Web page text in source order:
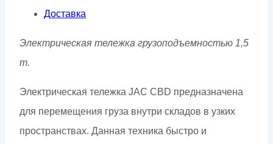
Доставка
Электрическая тележка грузоподъемностью 1,5
т.
Электрическая тележка JAC CBD предназначена
для перемещения груза внутри складов в узких
пространствах. Данная техника быстро и